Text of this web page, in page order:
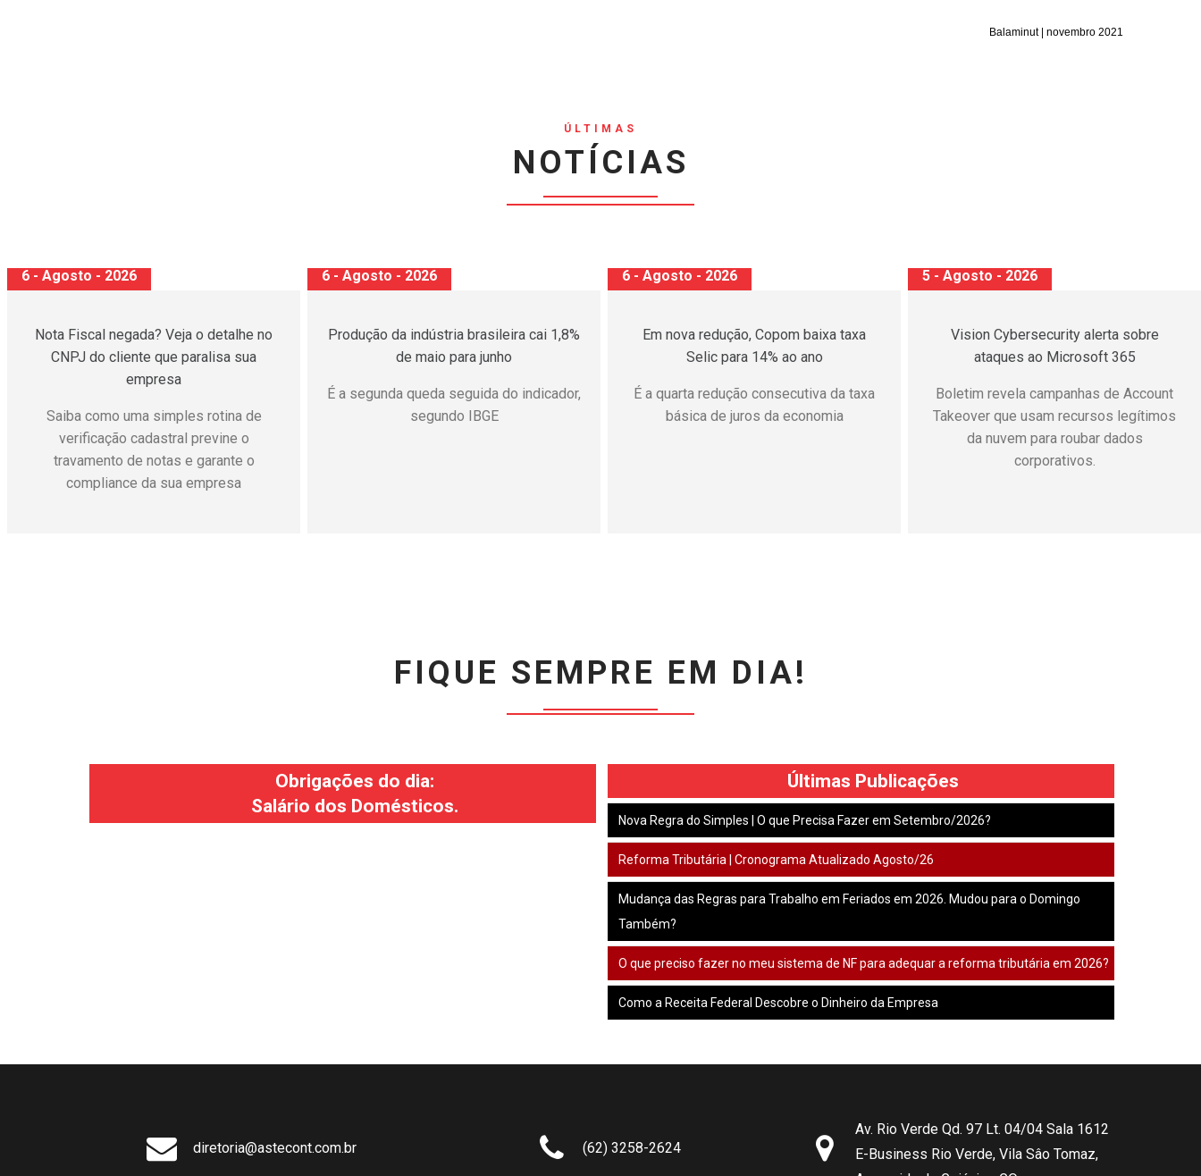
Balaminut | novembro 2021
ÚLTIMAS
NOTÍCIAS
5 - Agosto - 2026
Vision Cybersecurity alerta sobre
ataques ao Microsoft 365
Takeover que usam recursos legítimos
da nuvem para roubar dados
corporativos.
5 - Agosto - 2026
Golpe do Mei: cobranças falsas e
promessas de crédito colocam
Com cerca de 16 milhões de
7 - Agosto - 2026
Receita Federal detalha novas regras
para tributação de lucros e dividendos
Receita detalha procedimentos de
escrituração na EFD-Reinf, prazos de
7 - Agosto - 2026
Inscrições para o 2º Exame de
Suficiência do CFC terminam hoje (07)
Prova presencial será aplicada em
setembro pela Fundação Getulio Vargas
em mais de 120 cidades
FIQUE SEMPRE EM DIA!
Obrigações do dia:
Salário dos Domésticos.
Últimas Publicações
Nova Regra do Simples | O que Precisa Fazer em Setembro/2026?
Reforma Tributária | Cronograma Atualizado Agosto/26
Mudança das Regras para Trabalho em Feriados em 2026. Mudou para o Domingo
Também?
O que preciso fazer no meu sistema de NF para adequar a reforma tributária em 2026?
Como a Receita Federal Descobre o Dinheiro da Empresa
diretoria@astecont.com.br (62) 3258-2624
Av. Rio Verde Qd. 97 Lt. 04/04 Sala 1612
E-Business Rio Verde, Vila Sâo Tomaz,